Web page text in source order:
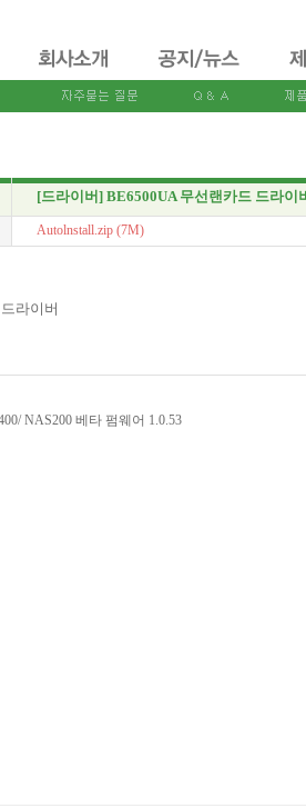
[드라이버] BE6500UA 무선랜카드 드라이
Autolnstall.zip (7M)
라이버
NAS200 베타 펌웨어 1.0.53